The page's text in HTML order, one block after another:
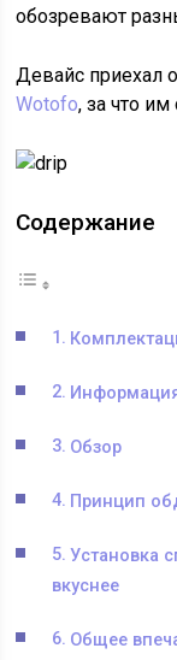
обозревают
Девайс приехал
Wotofo, за что
Содержание
Обзор
Принцип
Установка
вкуснее
Общее